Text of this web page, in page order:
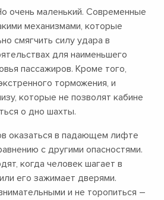
очень маленький. Современные
механизмами, которые
смягчить силу удара в
для наименьшего
пассажиров. Кроме того,
торможения, и
которые не позволят кабине
о дно шахты.
оказаться в падающем лифте
с другими опасностями.
когда человек шагает в
его зажимает дверями.
и не торопиться –